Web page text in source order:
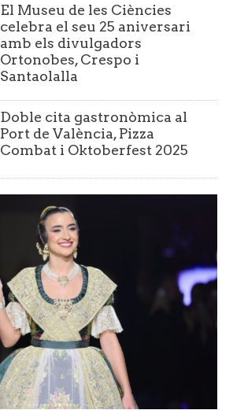
El Museu de les Ciències
celebra el seu 25 aniversari
amb els divulgadors
Ortonobes, Crespo i
Santaolalla
Doble cita gastronòmica al
Port de València, Pizza
Combat i Oktoberfest 2025